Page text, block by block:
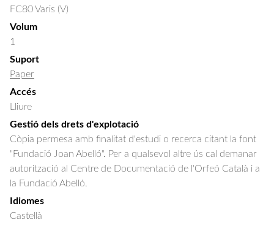
FC80 Varis (V)
Volum
1
Suport
Paper
Accés
Lliure
Gestió dels drets d'explotació
Còpia permesa amb finalitat d'estudi o recerca citant la font
"Fundació Joan Abelló". Per a qualsevol altre ús cal demanar
autorització al Centre de Documentació de l'Orfeó Català i a
la Fundació Abelló.
Idiomes
Castellà